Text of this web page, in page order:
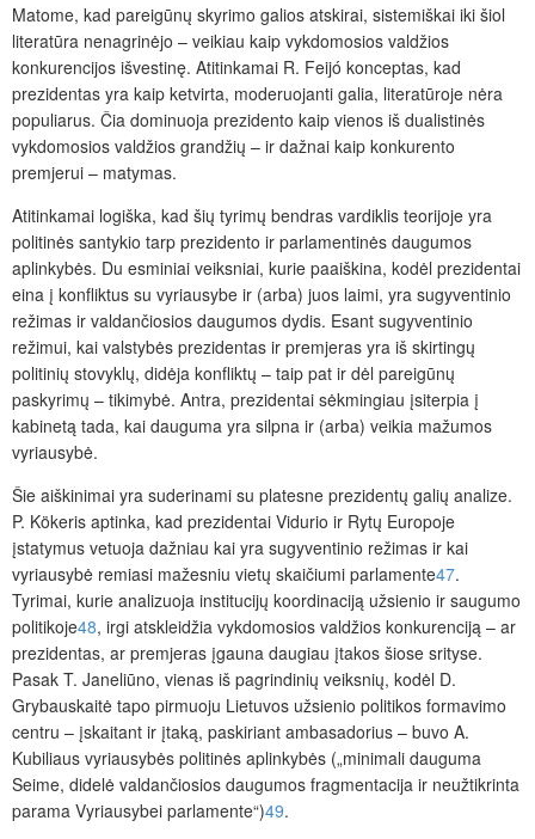
Matome, kad pareigūnų skyrimo galios atskirai, sistemiškai iki šiol
literatūra nenagrinėjo – veikiau kaip vykdomosios valdžios
konkurencijos išvestinę. Atitinkamai R. Feijó konceptas, kad
prezidentas yra kaip ketvirta, moderuojanti galia, literatūroje nėra
populiarus. Čia dominuoja prezidento kaip vienos iš dualistinės
vykdomosios valdžios grandžių – ir dažnai kaip konkurento
premjerui – matymas.
Atitinkamai logiška, kad šių tyrimų bendras vardiklis teorijoje yra
politinės santykio tarp prezidento ir parlamentinės daugumos
aplinkybės. Du esminiai veiksniai, kurie paaiškina, kodėl prezidentai
eina į konfliktus su vyriausybe ir (arba) juos laimi, yra sugyventinio
režimas ir valdančiosios daugumos dydis. Esant sugyventinio
režimui, kai valstybės prezidentas ir premjeras yra iš skirtingų
politinių stovyklų, didėja konfliktų – taip pat ir dėl pareigūnų
paskyrimų – tikimybė. Antra, prezidentai sėkmingiau įsiterpia į
kabinetą tada, kai dauguma yra silpna ir (arba) veikia mažumos
vyriausybė.
Šie aiškinimai yra suderinami su platesne prezidentų galių analize.
P. Kökeris aptinka, kad prezidentai Vidurio ir Rytų Europoje
įstatymus vetuoja dažniau kai yra sugyventinio režimas ir kai
vyriausybė remiasi mažesniu vietų skaičiumi parlamente47.
Tyrimai, kurie analizuoja institucijų koordinaciją užsienio ir saugumo
politikoje48, irgi atskleidžia vykdomosios valdžios konkurenciją – ar
prezidentas, ar premjeras įgauna daugiau įtakos šiose srityse.
Pasak T. Janeliūno, vienas iš pagrindinių veiksnių, kodėl D.
Grybauskaitė tapo pirmuoju Lietuvos užsienio politikos formavimo
centru – įskaitant ir įtaką, paskiriant ambasadorius – buvo A.
Kubiliaus vyriausybės politinės aplinkybės („minimali dauguma
Seime, didelė valdančiosios daugumos fragmentacija ir neužtikrinta
parama Vyriausybei parlamente“)49.